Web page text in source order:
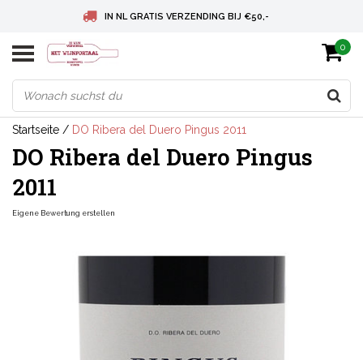
IN NL GRATIS VERZENDING BIJ €50,-
BELGIE GRATIS VERZENDING BIJ € 75
DEUTSCHLAND VERSANDKOSTENFREI AB € 75
0
Startseite / DO Ribera del Duero Pingus 2011
DO Ribera del Duero Pingus
2011
Eigene Bewertung erstellen